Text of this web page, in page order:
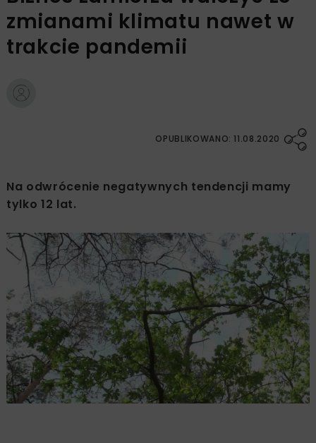
zmianami klimatu nawet w
trakcie pandemii
OPUBLIKOWANO: 11.08.2020
Na odwrócenie negatywnych tendencji mamy
tylko 12 lat.